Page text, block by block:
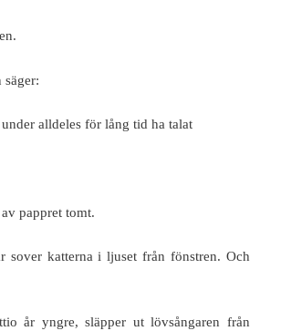
säger:
alldeles för lång tid ha talat
pappret tomt.
sover katterna i ljuset från fönstren. Och
år yngre, släpper ut lövsångaren från